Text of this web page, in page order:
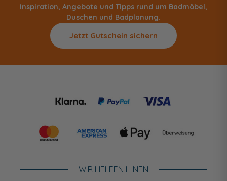
Inspiration, Angebote und Tipps rund um Badmöbel,
Duschen und Badplanung.
Jetzt Gutschein sichern
WIR HELFEN IHNEN